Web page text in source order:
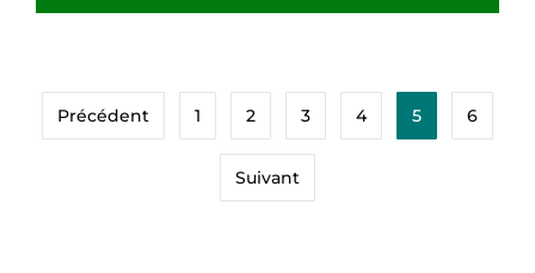
Précédent 1 2 3 4 5 6
Suivant